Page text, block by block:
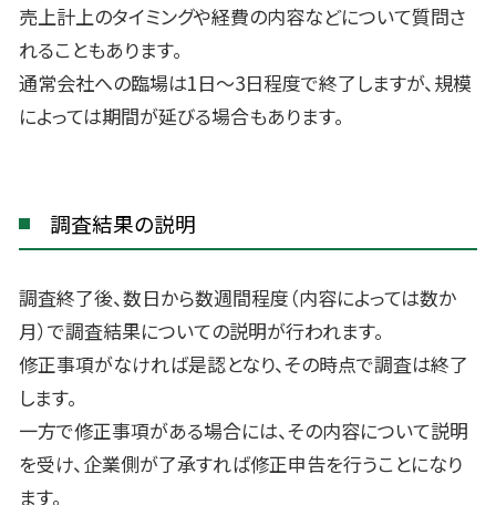
売上計上のタイミングや経費の内容などについて質問さ
れることもあります。
通常会社への臨場は1日〜3日程度で終了しますが、規模
によっては期間が延びる場合もあります。
調査結果の説明
調査終了後、数日から数週間程度（内容によっては数か
月）で調査結果についての説明が行われます。
修正事項がなければ是認となり、その時点で調査は終了
します。
一方で修正事項がある場合には、その内容について説明
を受け、企業側が了承すれば修正申告を行うことになり
ます。